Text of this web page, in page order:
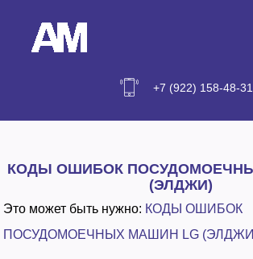
+7 (922) 158-48-31
РЕМОНТ
ЕКАТЕРИНБУРГЕ
РЕМОНТ
ЕКАТЕРИНБУРГЕ
КОДЫ ОШИБОК
(ЭЛДЖИ)
Это может быть нужно: КОДЫ ОШИБОК
ПОСУДОМОЕЧНЫХ МАШИН LG